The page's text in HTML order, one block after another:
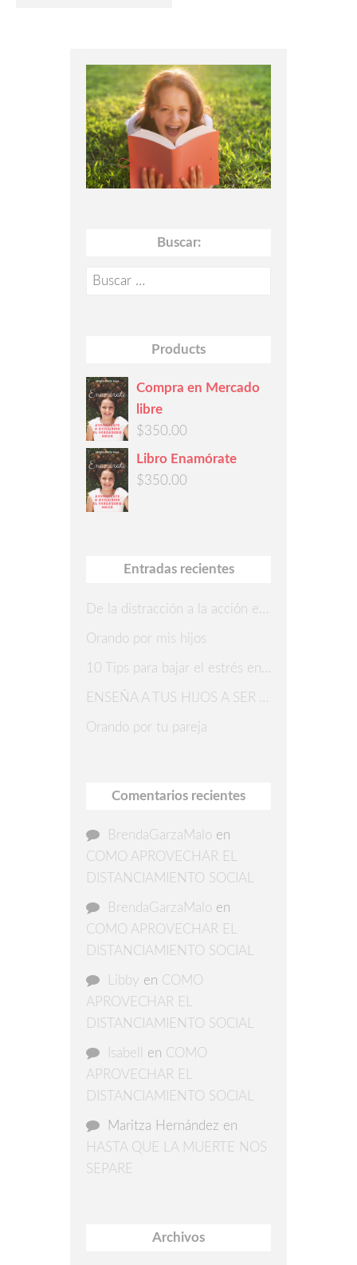
Buscar:
Buscar:
Products
Compra en Mercado
libre
$350.00
Libro Enamórate
$350.00
Entradas recientes
De la distracción a la acción en 7 pasos
Orando por mis hijos
10 Tips para bajar el estrés en Navidad
ENSEÑA A TUS HIJOS A SER AGRADECIDOS
Orando por tu pareja
Comentarios recientes
BrendaGarzaMalo en
COMO APROVECHAR EL
DISTANCIAMIENTO SOCIAL
BrendaGarzaMalo en
COMO APROVECHAR EL
DISTANCIAMIENTO SOCIAL
Libby en COMO
APROVECHAR EL
DISTANCIAMIENTO SOCIAL
Isabell en COMO
APROVECHAR EL
DISTANCIAMIENTO SOCIAL
Maritza Hernández en
HASTA QUE LA MUERTE NOS
SEPARE
Archivos